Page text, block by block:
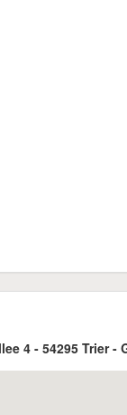
4 - 54295 Trier -